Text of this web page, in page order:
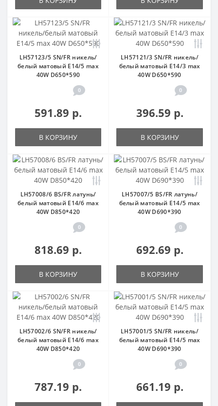
LH57123/5 SN/FR никель/
белый матовый E14/5 max
40W D650*590
0
591.89 р.
В КОРЗИНУ
LH57121/3 SN/FR никель/
белый матовый E14/3 max
40W D650*590
0
396.59 р.
В КОРЗИНУ
LH57008/6 BS/FR латунь/
белый матовый E14/6 max
40W D850*420
0
818.69 р.
В КОРЗИНУ
LH57007/5 BS/FR латунь/
белый матовый E14/5 max
40W D690*390
0
692.69 р.
В КОРЗИНУ
LH57002/6 SN/FR никель/
белый матовый E14/6 max
40W D850*420
0
787.19 р.
LH57001/5 SN/FR никель/
белый матовый E14/5 max
40W D690*390
0
661.19 р.